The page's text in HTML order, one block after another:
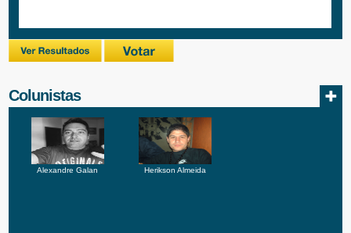
Colunistas
Alexandre Galan Herikson Almeida